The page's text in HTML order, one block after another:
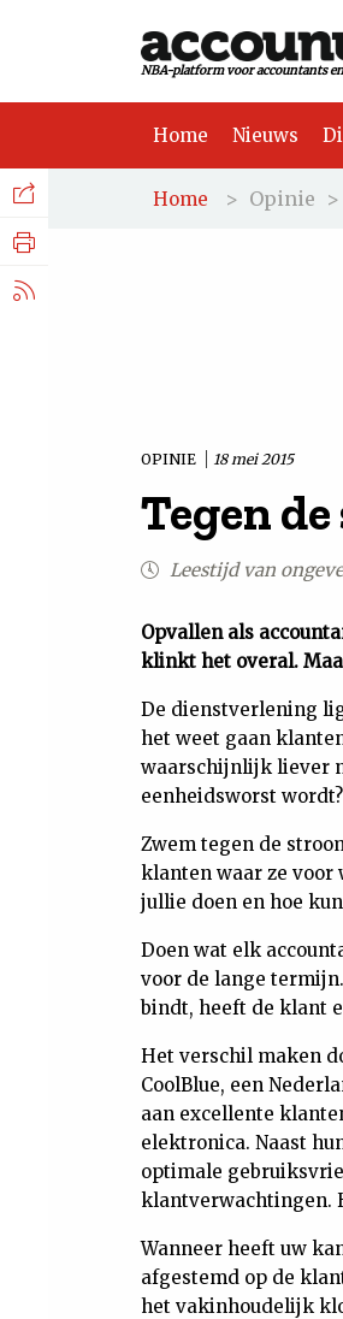
NBA-platform voor accountants
Home Nieuws
Home > Opinie >
OPINIE 18 mei 2015
Tegen
Leestijd van
Opvallen als
klinkt het overal.
De dienstverlening
het weet gaan
waarschijnlijk liever
eenheidsworst
Zwem tegen de
klanten waar ze voor
jullie doen en hoe
Doen wat elk
voor de lange
bindt, heeft de klant
Het verschil maken
CoolBlue, een
aan excellente
elektronica. Naast
optimale
klantverwachtingen.
Wanneer heeft uw
afgestemd op de
het vakinhoudelijk
Facebook
Nieuws